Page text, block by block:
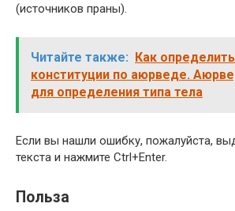
(источников праны).
Читайте также: Как
конституции по аюрведе.
для определения типа тела
Если вы нашли ошибку, пожалуйста,
текста и нажмите Ctrl+Enter.
Польза